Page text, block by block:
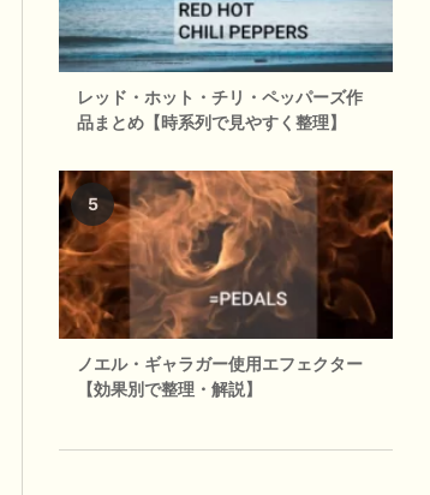
レッド・ホット・チリ・ペッパーズ作
品まとめ【時系列で見やすく整理】
ノエル・ギャラガー使用エフェクター
【効果別で整理・解説】